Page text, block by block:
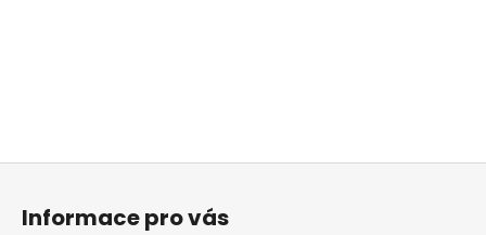
Informace pro vás